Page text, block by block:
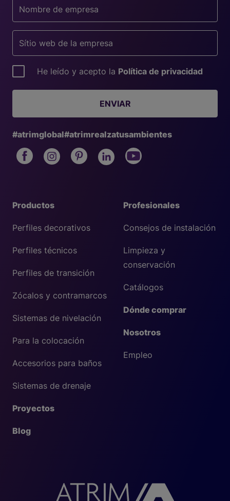
Profesionales
Consejos de instalación
Limpieza y
conservación
Catálogos
Dónde comprar
Nosotros
Empleo
Productos
Perfiles decorativos
Perfiles técnicos
Perfiles de transición
Zócalos y contramarcos
Sistemas de nivelación
Para la colocación
Accesorios para baños
Sistemas de drenaje
Proyectos
Blog
He leído y acepto la Política de privacidad
ENVIAR
#atrimglobal#atrimrealzatusambientes